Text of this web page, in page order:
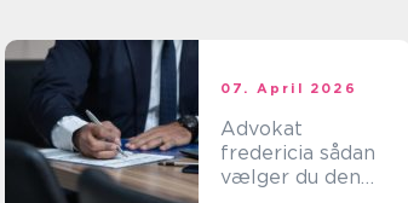
07. April 2026
Advokat
fredericia sådan
vælger du den